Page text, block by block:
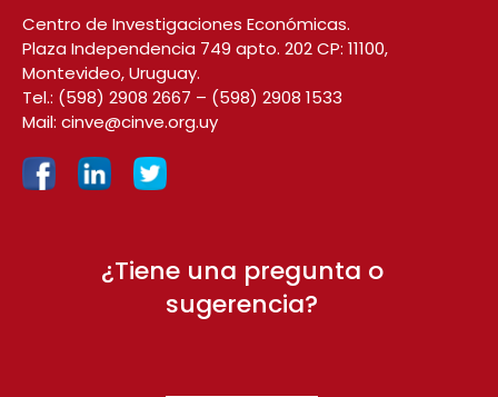
Centro de Investigaciones Económicas.
Plaza Independencia 749 apto. 202 CP: 11100,
Montevideo, Uruguay.
Tel.: (598) 2908 2667 – (598) 2908 1533
Mail: cinve@cinve.org.uy
¿Tiene una pregunta o
sugerencia?